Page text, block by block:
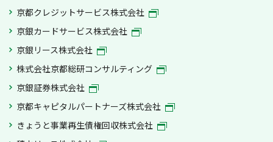
京都クレジットサービス株式会社
京銀カードサービス株式会社
京銀リース株式会社
株式会社京都総研コンサルティング
京銀証券株式会社
京都キャピタルパートナーズ株式会社
きょうと事業再生債権回収株式会社